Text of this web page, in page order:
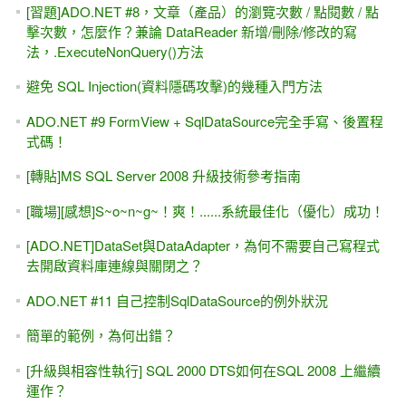
[習題]ADO.NET #8，文章（產品）的瀏覽次數 / 點閱數 / 點
擊次數，怎麼作？兼論 DataReader 新增/刪除/修改的寫
法，.ExecuteNonQuery()方法
避免 SQL Injection(資料隱碼攻擊)的幾種入門方法
ADO.NET #9 FormView + SqlDataSource完全手寫、後置程
式碼！
[轉貼]MS SQL Server 2008 升級技術參考指南
[職場][感想]S~o~n~g~！爽！......系統最佳化（優化）成功！
[ADO.NET]DataSet與DataAdapter，為何不需要自己寫程式
去開啟資料庫連線與關閉之？
ADO.NET #11 自己控制SqlDataSource的例外狀況
簡單的範例，為何出錯？
[升級與相容性執行] SQL 2000 DTS如何在SQL 2008 上繼續
運作？